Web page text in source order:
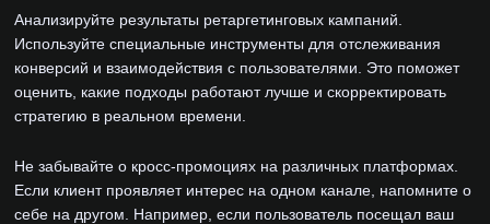
Анализируйте результаты ретаргетинговых кампаний.
Используйте специальные инструменты для отслеживания
конверсий и взаимодействия с пользователями. Это поможет
оценить, какие подходы работают лучше и скорректировать
стратегию в реальном времени.
Не забывайте о кросс-промоциях на различных платформах.
Если клиент проявляет интерес на одном канале, напомните о
себе на другом. Например, если пользователь посещал ваш